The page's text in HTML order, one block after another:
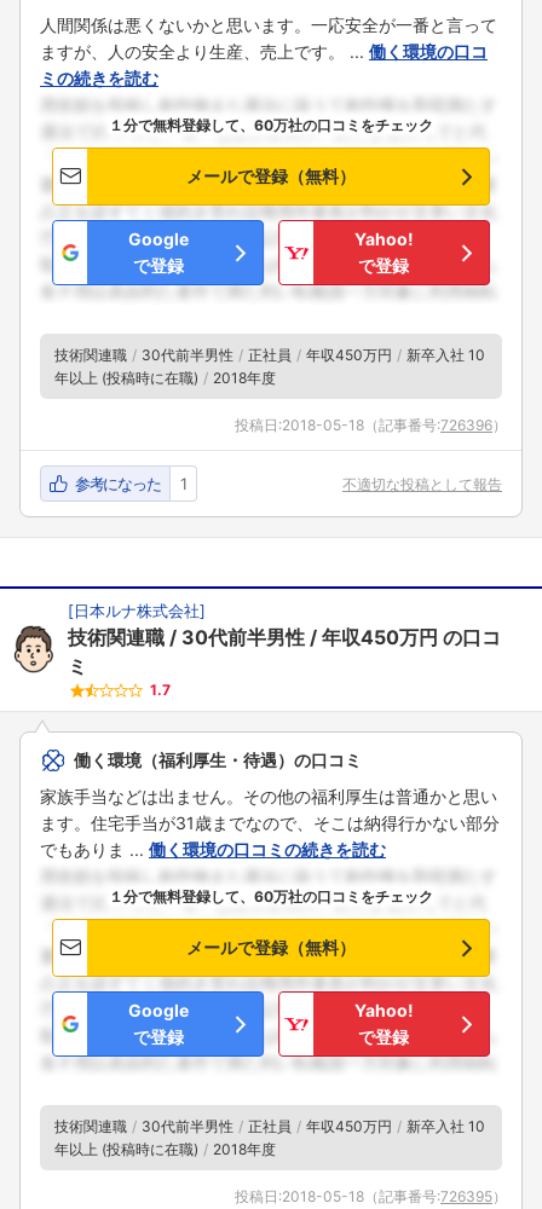
人間関係は悪くないかと思います。一応安全が一番と言って
ますが、人の安全より生産、売上です。 ... 働く環境の口コ
ミの続きを読む
１分で無料登録して、60万社の口コミをチェック
メールで登録（無料）
Google
で登録
Yahoo!
で登録
技術関連職 30代前半男性 正社員 年収450万円
新卒入社 10
年以上 (投稿時に在職)
2018年度
投稿日:2018-05-18 （記事番号:726396）
参考になった 1 不適切な投稿として報告
[日本ルナ株式会社]
技術関連職 30代前半男性 年収450万円 の口コ
ミ
1.7
働く環境（福利厚生・待遇）の口コミ
家族手当などは出ません。その他の福利厚生は普通かと思い
ます。住宅手当が31歳までなので、そこは納得行かない部分
でもありま ... 働く環境の口コミの続きを読む
１分で無料登録して、60万社の口コミをチェック
メールで登録（無料）
Google
で登録
Yahoo!
で登録
技術関連職 30代前半男性 正社員 年収450万円
新卒入社 10
年以上 (投稿時に在職)
2018年度
投稿日:2018-05-18 （記事番号:726395）